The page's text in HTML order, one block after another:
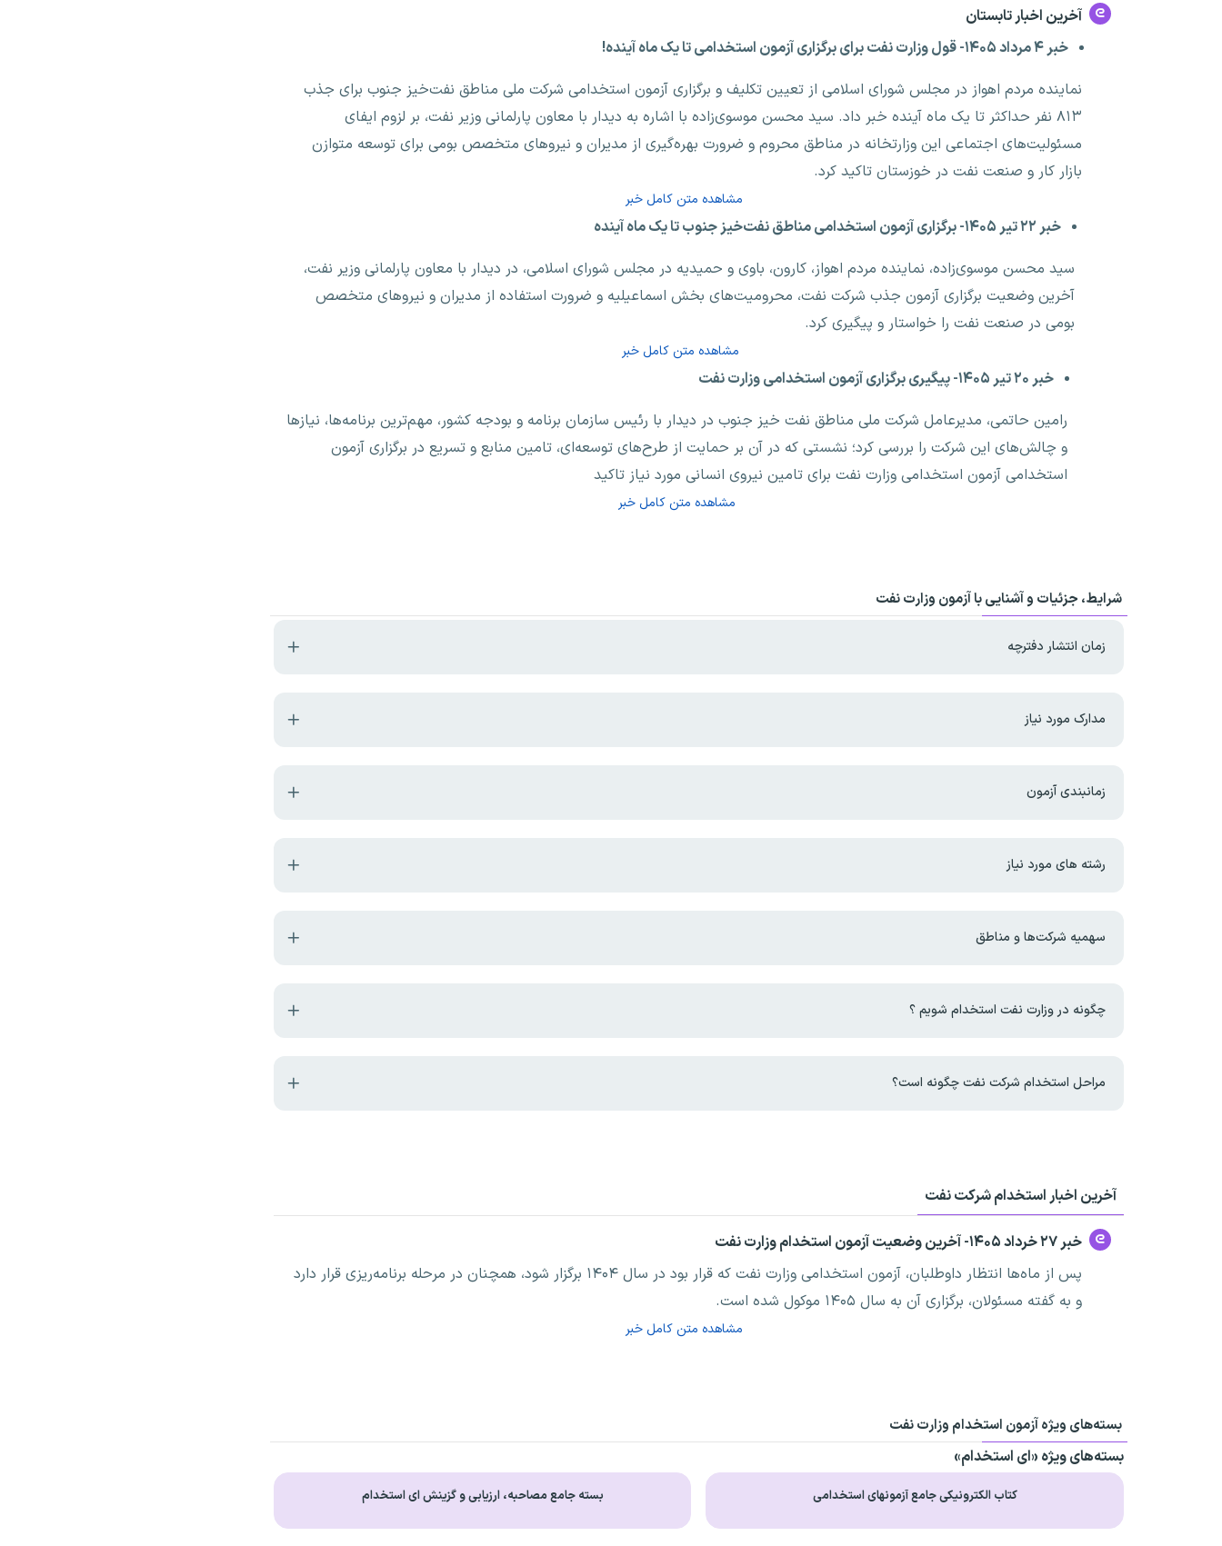
آخرین اخبار تابستان
خبر ۴ مرداد ۱۴۰۵- قول وزارت نفت برای برگزاری آزمون استخدامی تا یک ماه آینده!
نماینده مردم اهواز در مجلس شورای اسلامی از تعیین تکلیف و برگزاری آزمون استخدامی شرکت ملی مناطق نفت‌خیز جنوب برای جذب
۸۱۳ نفر حداکثر تا یک ماه آینده خبر داد. سید محسن موسوی‌زاده با اشاره به دیدار با معاون پارلمانی وزیر نفت، بر لزوم ایفای
مسئولیت‌های اجتماعی این وزارتخانه در مناطق محروم و ضرورت بهره‌گیری از مدیران و نیروهای متخصص بومی برای توسعه متوازن
بازار کار و صنعت نفت در خوزستان تاکید کرد.
مشاهده متن کامل خبر
خبر ۲۲ تیر ۱۴۰۵- برگزاری آزمون استخدامی مناطق نفت‌خیز جنوب تا یک ماه آینده
سید محسن موسوی‌زاده، نماینده مردم اهواز، کارون، باوی و حمیدیه در مجلس شورای اسلامی، در دیدار با معاون پارلمانی وزیر نفت،
آخرین وضعیت برگزاری آزمون جذب شرکت نفت، محرومیت‌های بخش اسماعیلیه و ضرورت استفاده از مدیران و نیروهای متخصص
بومی در صنعت نفت را خواستار و پیگیری کرد.
مشاهده متن کامل خبر
خبر ۲۰ تیر ۱۴۰۵- پیگیری برگزاری آزمون استخدامی وزارت نفت
رامین حاتمی، مدیرعامل شرکت ملی مناطق نفت خیز جنوب در دیدار با رئیس سازمان برنامه و بودجه کشور، مهم‌ترین برنامه‌ها، نیازها
و چالش‌های این شرکت را بررسی کرد؛ نشستی که در آن بر حمایت از طرح‌های توسعه‌ای، تامین منابع و تسریع در برگزاری آزمون
استخدامی آزمون استخدامی وزارت نفت برای تامین نیروی انسانی مورد نیاز تاکید
مشاهده متن کامل خبر
شرایط، جزئیات و آشنایی با آزمون وزارت نفت
زمان انتشار دفترچه
مدارک مورد نیاز
زمانبندی آزمون
رشته های مورد نیاز
سهمیه شرکت‌ها و مناطق
چگونه در وزارت نفت استخدام شویم ؟
مراحل استخدام شرکت نفت چگونه است؟
آخرین اخبار استخدام شرکت نفت
خبر ۲۷ خرداد ۱۴۰۵- آخرین وضعیت آزمون استخدام وزارت نفت
پس از ماه‌ها انتظار داوطلبان، آزمون استخدامی وزارت نفت که قرار بود در سال ۱۴۰۴ برگزار شود، همچنان در مرحله برنامه‌ریزی قرار دارد
و به گفته مسئولان، برگزاری آن به سال ۱۴۰۵ موکول شده است.
مشاهده متن کامل خبر
بسته‌های ویژه آزمون استخدام وزارت نفت
بسته‌های ویژه «ای استخدام»
کتاب الکترونیکی جامع آزمونهای استخدامی بسته جامع مصاحبه، ارزیابی و گزینش ای استخدام